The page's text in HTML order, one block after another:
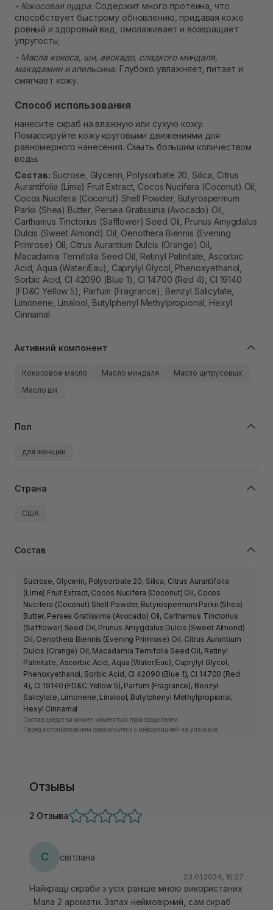
- Кокосовая пудра. Содержит много протеина, что
способствует быстрому обновлению, придавая коже
ровный и здоровый вид, омолаживает и возвращает
упругость;
- Масла кокоса, ши, авокадо, сладкого миндаля,
макадамии и апельсина. Глубоко увлажняет, питает и
смягчает кожу.
Способ использования
нанесите скраб на влажную или сухую кожу.
Помассируйте кожу круговыми движениями для
равномерного нанесения. Смыть большим количеством
воды.
Состав: Sucrose, Glycerin, Polysorbate 20, Silica, Citrus
Aurantifolia (Lime) Fruit Extract, Cocos Nucifera (Coconut) Oil,
Cocos Nucifera (Coconut) Shell Powder, Butyrospermum
Parkii (Shea) Butter, Persea Gratissima (Avocado) Oil,
Carthamus Tinctorius (Safflower) Seed Oil, Prunus Amygdalus
Dulcis (Sweet Almond) Oil, Oenothera Biennis (Evening
Primrose) Oil, Citrus Aurantium Dulcis (Orange) Oil,
Macadamia Ternifolia Seed Oil, Retinyl Palmitate, Ascorbic
Acid, Aqua (Water/Eau), Caprylyl Glycol, Phenoxyethanol,
Sorbic Acid, CI 42090 (Blue 1), CI 14700 (Red 4), CI 19140
(FD&C Yellow 5), Parfum (Fragrance), Benzyl Salicylate,
Limonene, Linalool, Butylphenyl Methylpropional, Hexyl
Cinnamal
Активний компонент
Кокосовое масло Масло миндаля
Масло цитрусовых
Масло ши
Пол
для женщин
Страна
США
Состав
Sucrose, Glycerin, Polysorbate 20, Silica, Citrus Aurantifolia
(Lime) Fruit Extract, Cocos Nucifera (Coconut) Oil, Cocos
Nucifera (Coconut) Shell Powder, Butyrospermum Parkii (Shea)
Butter, Persea Gratissima (Avocado) Oil, Carthamus Tinctorius
(Safflower) Seed Oil, Prunus Amygdalus Dulcis (Sweet Almond)
Oil, Oenothera Biennis (Evening Primrose) Oil, Citrus Aurantium
Dulcis (Orange) Oil, Macadamia Ternifolia Seed Oil, Retinyl
Palmitate, Ascorbic Acid, Aqua (Water/Eau), Caprylyl Glycol,
Phenoxyethanol, Sorbic Acid, CI 42090 (Blue 1), CI 14700 (Red
4), CI 19140 (FD&C Yellow 5), Parfum (Fragrance), Benzyl
Salicylate, Limonene, Linalool, Butylphenyl Methylpropional,
Hexyl Cinnamal
Состав средства может изменяться производителем.
Перед использованием ознакомьтесь с информацией на упаковке.
Отзывы
2 Отзыва
С світлана
23.01.2024, 16:27
Найкращі скраби з усіх раніше мною використаних
. Мала 2 аромати. Запах неймовірний, сам скраб